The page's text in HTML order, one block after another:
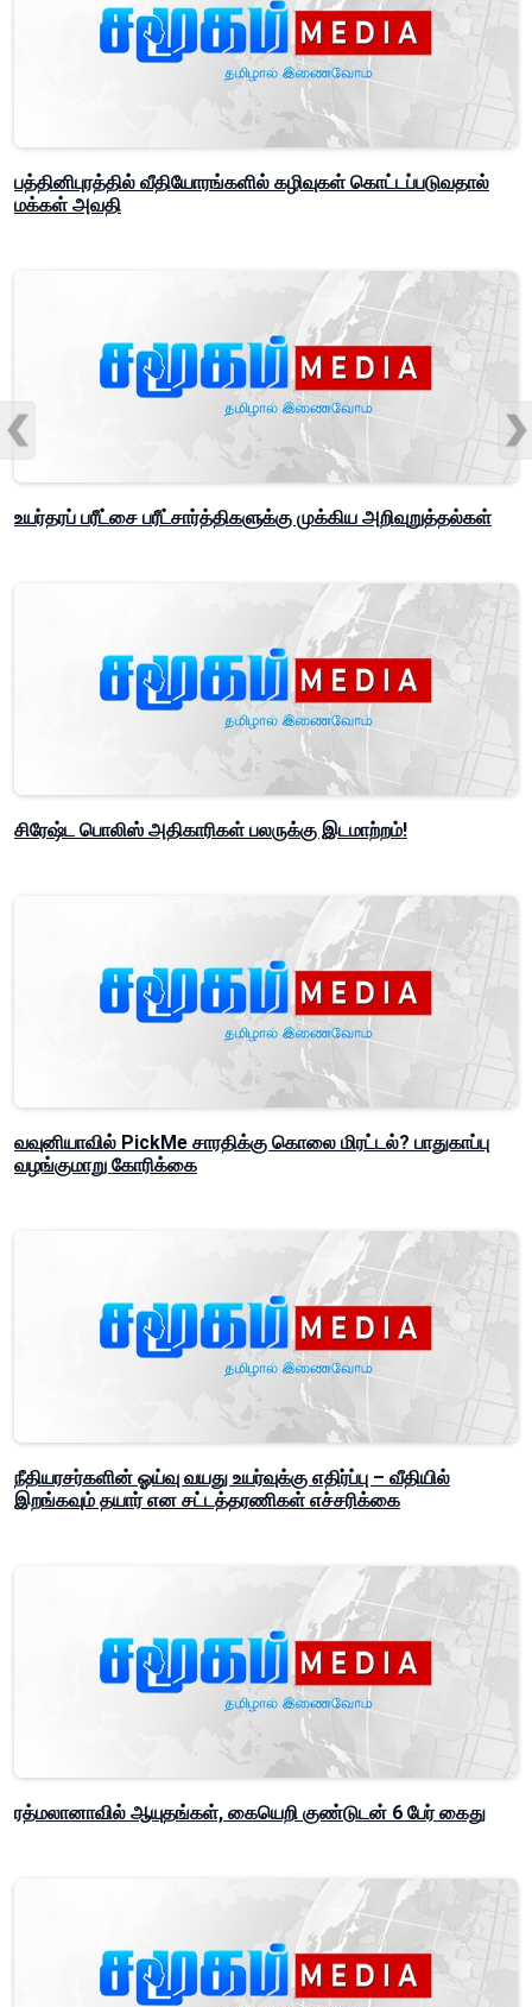
பத்தினிபுரத்தில் வீதியோரங்களில் கழிவுகள் கொட்டப்படுவதால்
மக்கள் அவதி
உயர்தரப் பரீட்சை பரீட்சார்த்திகளுக்கு முக்கிய அறிவுறுத்தல்கள்
சிரேஷ்ட பொலிஸ் அதிகாரிகள் பலருக்கு இடமாற்றம்!
வவுனியாவில் PickMe சாரதிக்கு கொலை மிரட்டல்? பாதுகாப்பு
வழங்குமாறு கோரிக்கை
நீதியரசர்களின் ஓய்வு வயது உயர்வுக்கு எதிர்ப்பு – வீதியில்
இறங்கவும் தயார் என சட்டத்தரணிகள் எச்சரிக்கை
ரத்மலானாவில் ஆயுதங்கள், கையெறி குண்டுடன் 6 பேர் கைது